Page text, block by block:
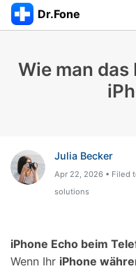
Top-Produkte
Dienstprogramme
Überblick
Shop
Support
Dr.Fone
Alles-in-einem-Toolkit
Ressourcen & Lernen
Hilfe und Unterstützung
Android 16 FRP-
Suchen
Wie man
Julia Becker
Apr 22, 2026 • Filed
solutions
iPhone Echo beim
Wenn Ihr iPhone